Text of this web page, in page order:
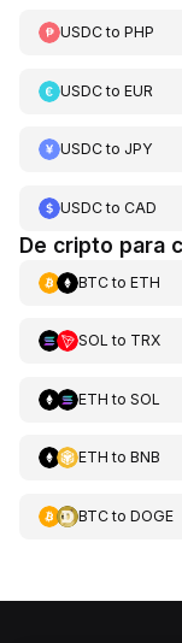
USDCto PHP
USDCto EUR
USDCto JPY
USDCto CAD
De cripto para
BTCto ETH
SOL to TRX
ETH to SOL
ETH to BNB
BTCto DOGE